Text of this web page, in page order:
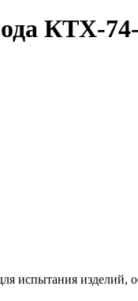
КТХ-
испытания изделий,